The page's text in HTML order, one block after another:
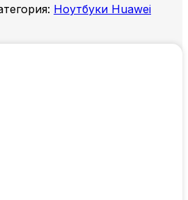
Ноутбуки Huawei